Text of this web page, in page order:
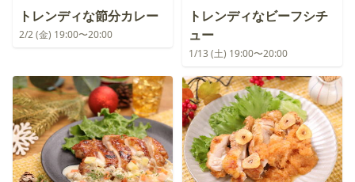
トレンディな節分カレー
2/2 (金) 19:00〜20:00
トレンディなビーフシチ
ュー
1/13 (土) 19:00〜20:00